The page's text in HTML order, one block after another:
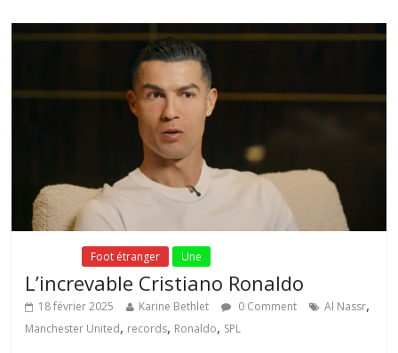
Foot étranger Une
L’increvable Cristiano Ronaldo
18 février 2025 Karine Bethlet 0 Comment Al Nassr,
Manchester United, records, Ronaldo, SPL